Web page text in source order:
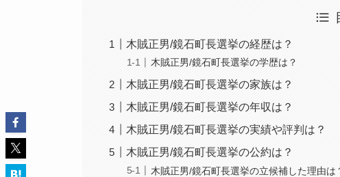
木賊正男/鏡石町長選挙の経歴は？
木賊正男/鏡石町長選挙の学歴は？
木賊正男/鏡石町長選挙の家族は？
木賊正男/鏡石町長選挙の年収は？
木賊正男/鏡石町長選挙の実績や評判は？
木賊正男/鏡石町長選挙の公約は？
木賊正男/鏡石町長選挙の立候補した理由は